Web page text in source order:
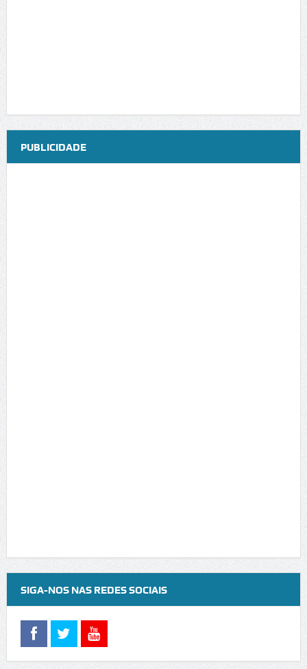
PUBLICIDADE
SIGA-NOS NAS REDES SOCIAIS